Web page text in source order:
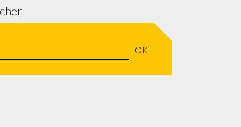
OK